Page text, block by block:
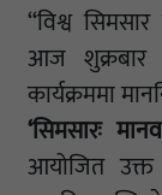
‘‘विश्व
आज शुक्रबार
कार्यक्रममा
‘सिमसारः
आयोजित उक्त